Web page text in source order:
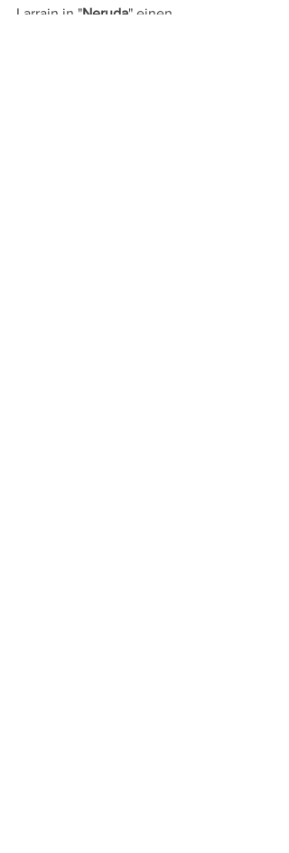
Larrain in "Neruda" einen